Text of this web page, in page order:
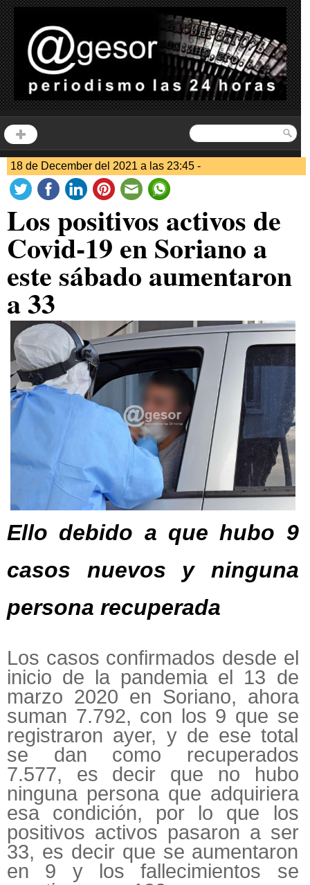
18 de December del 2021 a las 23:45 -
Los positivos activos de
Covid-19 en Soriano a
este sábado aumentaron
a 33
Ello debido a que hubo 9
casos nuevos y ninguna
persona recuperada
Los casos confirmados desde el
inicio de la pandemia el 13 de
marzo 2020 en Soriano, ahora
suman 7.792, con los 9 que se
registraron ayer, y de ese total
se dan como recuperados
7.577, es decir que no hubo
ninguna persona que adquiriera
esa condición, por lo que los
positivos activos pasaron a ser
33, es decir que se aumentaron
en 9 y los fallecimientos se